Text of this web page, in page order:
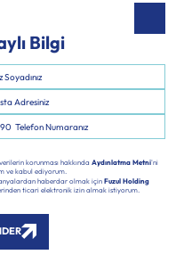
(isim,
kılınan
sürekli